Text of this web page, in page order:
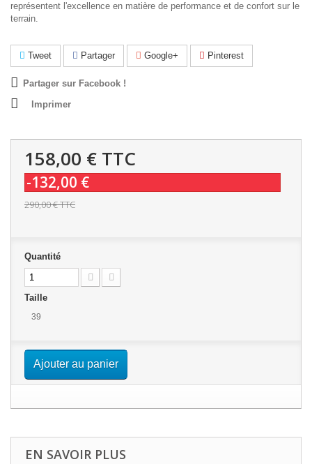
représentent l'excellence en matière de performance et de confort sur le
terrain.
Tweet Partager Google+ Pinterest
Partager sur Facebook !
Imprimer
158,00 € TTC
-132,00 €
290,00 €TTC
Quantité
Taille
39
Ajouter au panier
EN SAVOIR PLUS